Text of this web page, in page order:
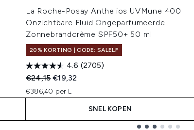
La Roche-Posay Anthelios UVMune 400
Onzichtbare Fluid Ongeparfumeerde
Zonnebrandcrème SPF50+ 50 ml
20% KORTING | CODE: SALELF
4.6 (2705)
Recommended Retail Price:
€24,15Huidige prijs:
€19,32
€386,40 per L
SNEL KOPEN